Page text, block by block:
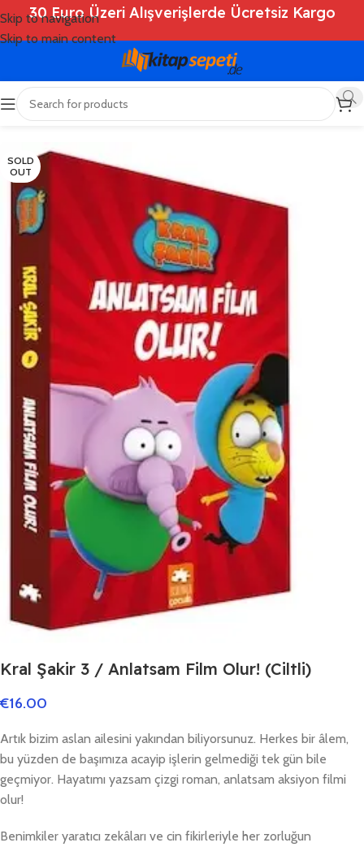
Skip to navigation
Skip to main content
30 Euro Üzeri Alışverişlerde Ücretsiz Kargo
Ana Sayfa Shop
SOLD
OUT
Kral Şakir 3 / Anlatsam Film Olur! (Ciltli)
€16.00
Artık bizim aslan ailesini yakından biliyorsunuz. Herkes bir âlem,
bu yüzden de başımıza acayip işlerin gelmediği tek gün bile
geçmiyor. Hayatımı yazsam çizgi roman, anlatsam aksiyon filmi
olur!
Benimkiler yaratıcı zekâları ve cin fikirleriyle her zorluğun